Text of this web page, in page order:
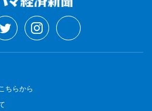
ちらから